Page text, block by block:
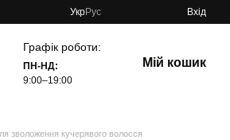
УкрРус Вхід
Графік роботи:
ПН-НД:
9:00–19:00
Мій кошик
зволоження кучерявого волосся